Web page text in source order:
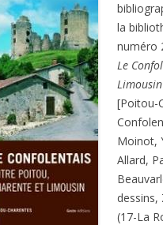
la
numéro
Le
Limousin
[Poitou-
Moinot,
Allard,
dessins,
(17-La